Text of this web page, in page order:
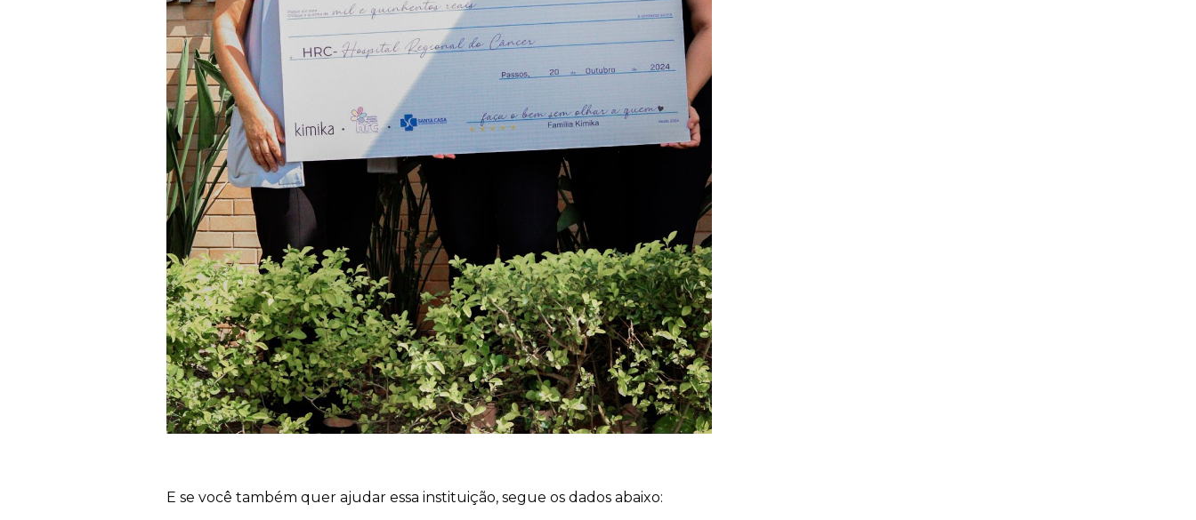
E se você também quer ajudar essa instituição, segue os dados abaixo: